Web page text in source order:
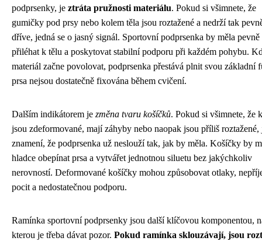
podprsenky, je ztráta pružnosti materiálu. Pokud si všimnete, že
gumičky pod prsy nebo kolem těla jsou roztažené a nedrží tak
dříve, jedná se o jasný signál. Sportovní podprsenka by měla pevně
přiléhat k tělu a poskytovat stabilní podporu při každém pohybu.
materiál začne povolovat, podprsenka přestává plnit svou základní
prsa nejsou dostatečně fixována během cvičení.
Dalším indikátorem je změna tvaru košíčků. Pokud si všimnete, že
jsou zdeformované, mají záhyby nebo naopak jsou příliš roztažené,
znamení, že podprsenka už neslouží tak, jak by měla. Košíčky by
hladce obepínat prsa a vytvářet jednotnou siluetu bez jakýchkoliv
nerovností. Deformované košíčky mohou způsobovat otlaky,
pocit a nedostatečnou podporu.
Ramínka sportovní podprsenky jsou další klíčovou komponentou,
kterou je třeba dávat pozor. Pokud ramínka sklouzávají, jsou